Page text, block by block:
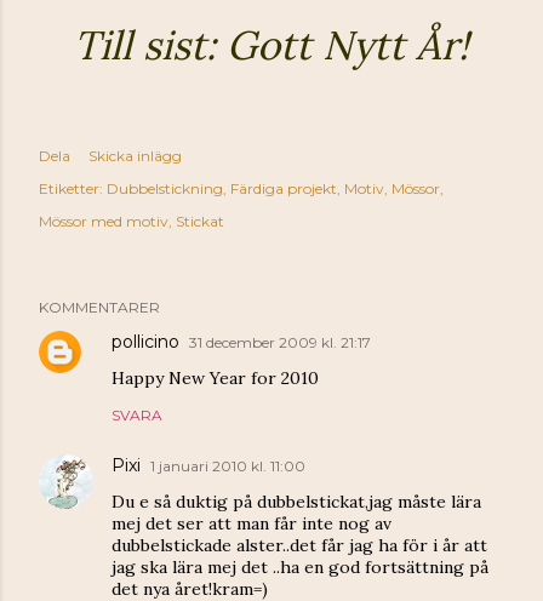
Till sist: Gott Nytt År!
Dela
Skicka inlägg
Etiketter: Dubbelstickning Färdiga projekt Motiv Mössor
Mössor med motiv Stickat
KOMMENTARER
pollicino 31 december 2009 kl. 21:17
Happy New Year for 2010
SVARA
Pixi 1 januari 2010 kl. 11:00
Du e så duktig på dubbelstickat,jag måste lära
mej det ser att man får inte nog av
dubbelstickade alster..det får jag ha för i år att
jag ska lära mej det ..ha en god fortsättning på
det nya året!kram=)